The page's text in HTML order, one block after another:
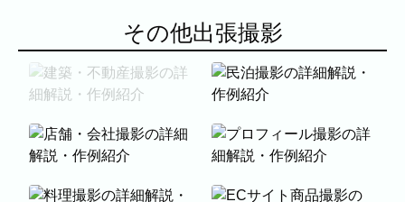
代表者、所在地、事業内容等の記載。
よくある質問
今まで寄せられた質問をまとめました。
その他出張撮影